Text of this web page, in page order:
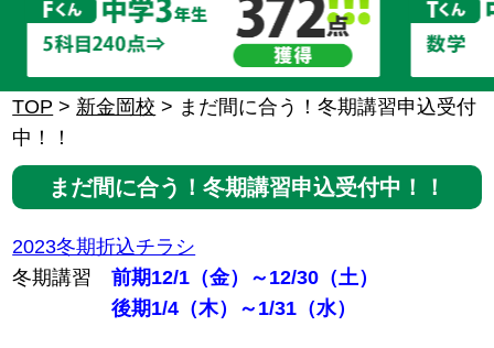
TOP > 新金岡校 > まだ間に合う！冬期講習申込受付
中！！
まだ間に合う！冬期講習申込受付中！！
2023冬期折込チラシ
冬期講習前期12/1（金）～12/30（土）
後期1/4（木）～1/31（水）